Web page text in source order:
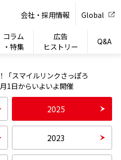
コラム
・特集
広告
ヒストリー
Q&A
会社・採用情報 Global
「スマイルリンクさっぽろ
1日からいよいよ開催
2025
2023